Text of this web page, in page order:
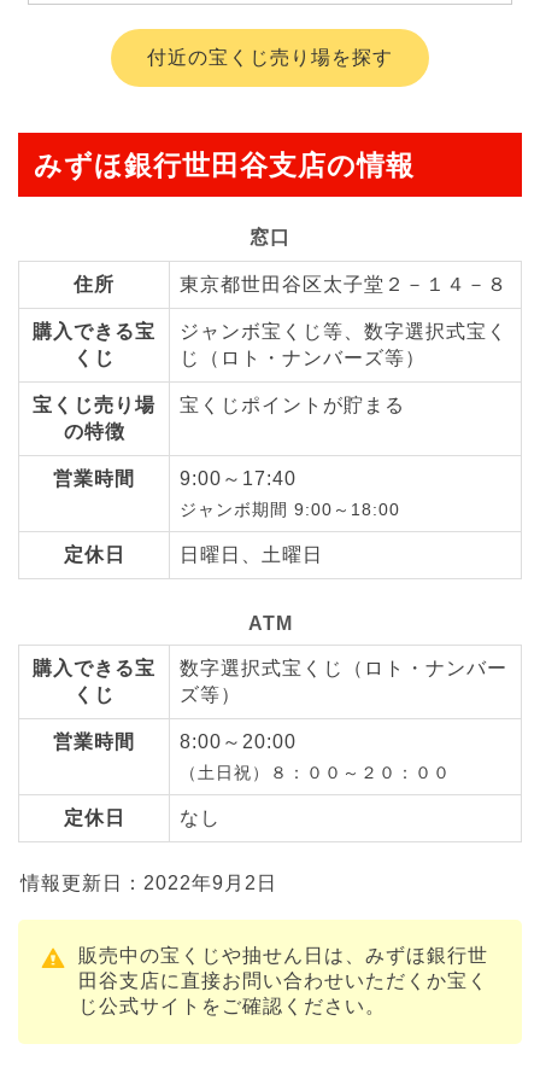
付近の宝くじ売り場を探す
みずほ銀行世田谷支店の情報
窓口
住所 東京都世田谷区太子堂２－１４－８
購入できる宝
くじ
ジャンボ宝くじ等、数字選択式宝く
じ（ロト・ナンバーズ等）
宝くじ売り場
の特徴
宝くじポイントが貯まる
営業時間 9:00～17:40
ジャンボ期間 9:00～18:00
定休日 日曜日、土曜日
ATM
購入できる宝
くじ
数字選択式宝くじ（ロト・ナンバー
ズ等）
営業時間 8:00～20:00
（土日祝）８：００～２０：００
定休日 なし
情報更新日：2022年9月2日
販売中の宝くじや抽せん日は、みずほ銀行世
田谷支店に直接お問い合わせいただくか宝く
じ公式サイトをご確認ください。